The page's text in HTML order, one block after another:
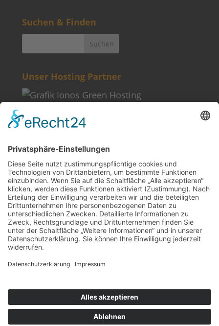
Suchen & Finden
Unser Hosting Partner
Weitere Informationen
Kontakt
Newsletter
FAQ
Schlagworte
Datenschutz
Impressum
Copyright © 2022–2026 Paddeln macht